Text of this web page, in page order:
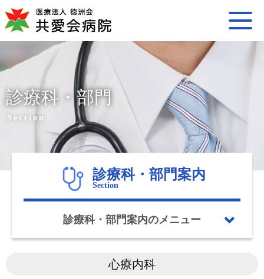
診療科・部門
Section
心療内科
診療科・部門案内
Section
診療科・部門案内のメニュー